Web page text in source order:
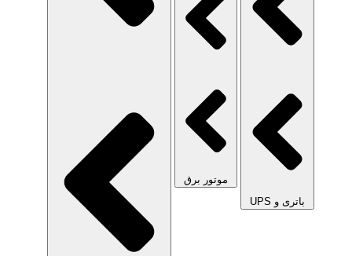
باتری و UPS
موتور برق